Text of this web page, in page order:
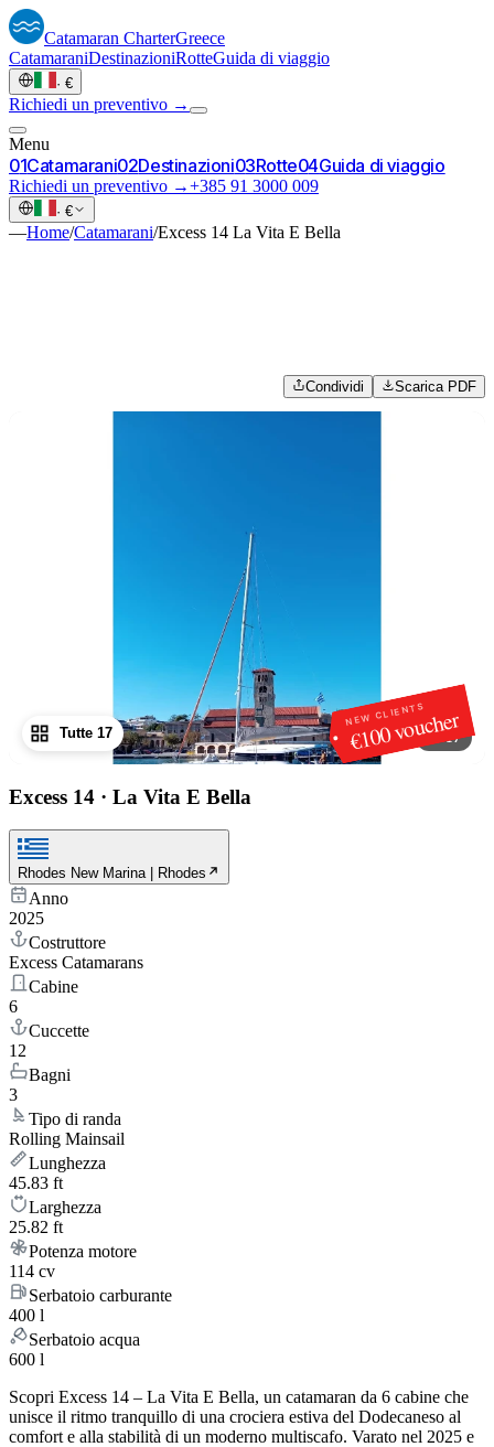
Catamaran CharterGreece
CatamaraniDestinazioniRotteGuida di viaggio
· €
Richiedi un preventivo →
Menu
01Catamarani02Destinazioni03Rotte04Guida di viaggio
Richiedi un preventivo →+385 91 3000 009
· €
—Home/Catamarani/Excess 14 La Vita E Bella
Condividi Scarica PDF
NEW CLIENTS
€100 voucher
1/17
Tutte 17
Excess 14 · La Vita E Bella
Rhodes New Marina | Rhodes
Anno
2025
Costruttore
Excess Catamarans
Cabine
6
Cuccette
12
Bagni
3
Tipo di randa
Rolling Mainsail
Lunghezza
45.83 ft
Larghezza
25.82 ft
Potenza motore
114 cv
Serbatoio carburante
400 l
Serbatoio acqua
600 l
Scopri Excess 14 – La Vita E Bella, un catamaran da 6 cabine che
unisce il ritmo tranquillo di una crociera estiva del Dodecaneso al
comfort e alla stabilità di un moderno multiscafo. Varato nel 2025 e